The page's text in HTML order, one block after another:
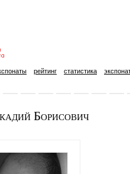
рейтинг статистика
Борисович